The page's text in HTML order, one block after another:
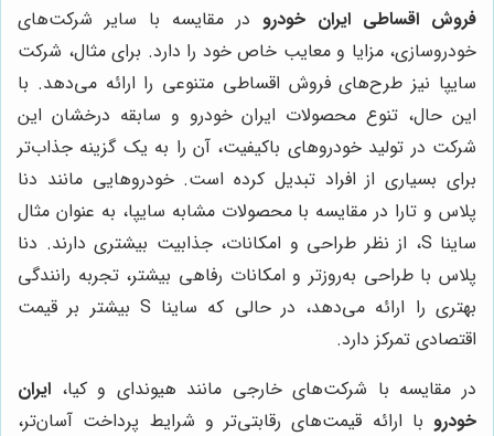
فروش اقساطی ایران خودرو در مقایسه با سایر شرکت‌های
خودروسازی، مزایا و معایب خاص خود را دارد. برای مثال، شرکت
سایپا نیز طرح‌های فروش اقساطی متنوعی را ارائه می‌دهد. با
این حال، تنوع محصولات ایران خودرو و سابقه درخشان این
شرکت در تولید خودروهای باکیفیت، آن را به یک گزینه جذاب‌تر
برای بسیاری از افراد تبدیل کرده است. خودروهایی مانند دنا
پلاس و تارا در مقایسه با محصولات مشابه سایپا، به عنوان مثال
ساینا S، از نظر طراحی و امکانات، جذابیت بیشتری دارند. دنا
پلاس با طراحی به‌روزتر و امکانات رفاهی بیشتر، تجربه رانندگی
بهتری را ارائه می‌دهد، در حالی که ساینا S بیشتر بر قیمت
اقتصادی تمرکز دارد.
در مقایسه با شرکت‌های خارجی مانند هیوندای و کیا، ایران
خودرو با ارائه قیمت‌های رقابتی‌تر و شرایط پرداخت آسان‌تر،